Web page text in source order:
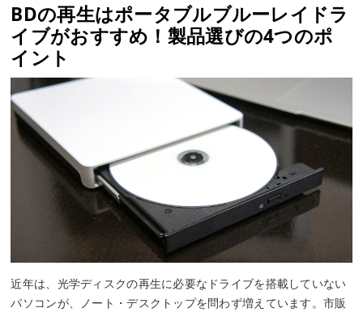
BDの再生はポータブルブルーレイドラ
イブがおすすめ！製品選びの4つのポ
イント
近年は、光学ディスクの再生に必要なドライブを搭載していない
パソコンが、ノート・デスクトップを問わず増えています。市販